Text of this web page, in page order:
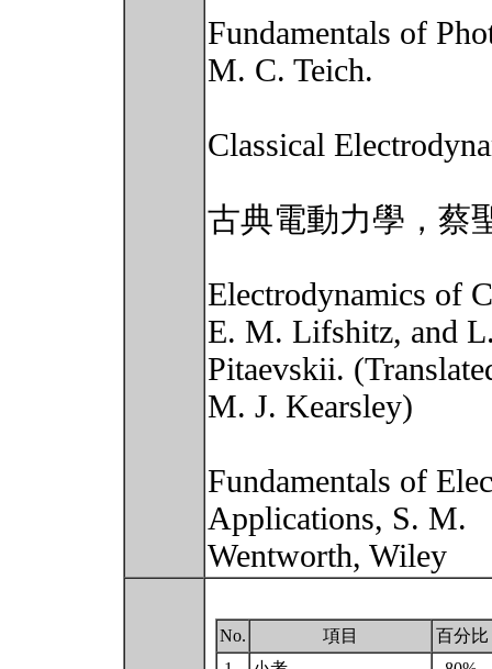
Fundamentals of
M. C. Teich.
Classical
古典電動力學，蔡
Electrodynamics of
E. M. Lifshitz, and
Pitaevskii.
M. J. Kearsley)
Fundamentals of
Applications, S. M.
Wentworth, Wiley
No. 項目
百分比